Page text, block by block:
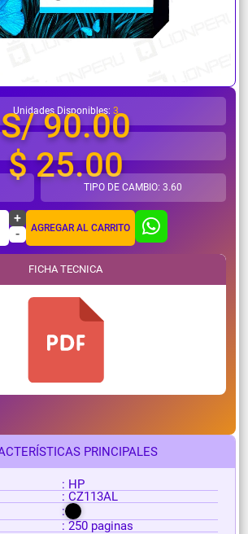
¿Necesitas ayuda?
PRINCIPALES
: HP
: CZ113AL
:
: 250 paginas
Unidades Disponibles: 3
S/ 90.00
$ 25.00
TIPO DE CAMBIO: 3.60
+
-
AGREGAR AL CARRITO
FICHA TECNICA